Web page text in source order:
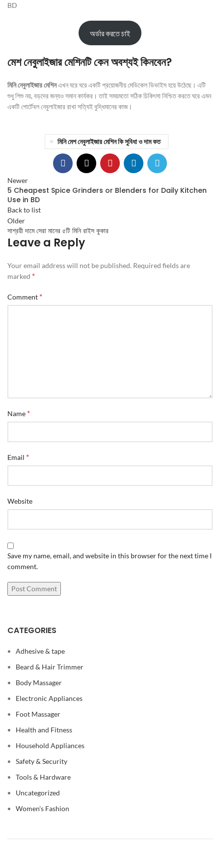
অর্ডার করতে চাই
মেশ নেবুলাইজার মেশিনটি কেন অবশ্যই কিনবেন?
মিনি নেবুলাইজার মেশিনএখন ঘরে ঘরে একটি প্রয়োজনীয় মেডিকেল ডিভাইস হয়ে উঠেছে। এটি
শুধু শিশু নয়, বড়দের জন্যও সমান কার্যকর। তাই সময়মতো সঠিক চিকিৎসা নিশ্চিত করতে ঘরে এমন
একটি পোর্টেবল নেবুলাইজার রাখা সত্যিই বুদ্ধিমানের কাজ।
মিনি মেশ নেবুলাইজার মেশিন কি সুবিধা ও দাম কত
Newer
5 Cheapest Spice Grinders or Blenders for Daily Kitchen
Use in BD
Back to list
Older
সাশ্রয়ী দামে সেরা মানের ৫টি মিনি রাইস কুকার
Leave a Reply
Your email address will not be published. Required fields are
marked *
Comment *
Name *
Email *
Website
Save my name, email, and website in this browser for the next time I
comment.
CATEGORIES
Adhesive & tape
Beard & Hair Trimmer
Body Massager
Electronic Appliances
Foot Massager
Health and Fitness
Household Appliances
Safety & Security
Tools & Hardware
Uncategorized
Women's Fashion